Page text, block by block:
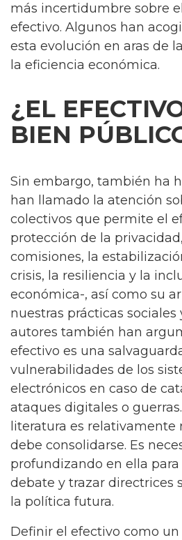
más incertidumbre sobre
efectivo. Algunos han
esta evolución en aras de
la eficiencia económica.
¿EL
BIEN
Sin embargo, también ha
han llamado la atención
colectivos que permite el
protección de la
comisiones, la
crisis, la resiliencia y la
económica-, así como su
nuestras prácticas sociales
autores también han
efectivo es una
vulnerabilidades de los
electrónicos en caso de
ataques digitales o
literatura es relativamente
debe consolidarse. Es
profundizando en ella para
debate y trazar directrices
la política futura.
Definir el efectivo como